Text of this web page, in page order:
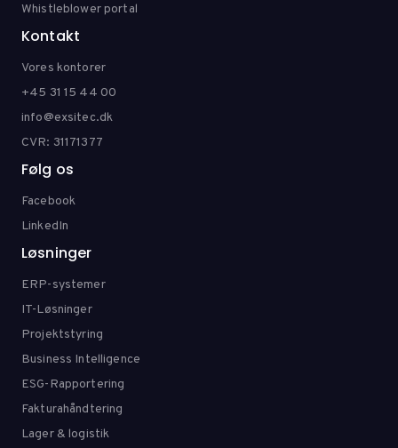
Whistleblower portal
Kontakt
Vores kontorer
+45 31 15 44 00
info@exsitec.dk
CVR: 31171377
Følg os
Facebook
LinkedIn
Løsninger
ERP-systemer
IT-Løsninger
Projektstyring
Business Intelligence
ESG-Rapportering
Fakturahåndtering
Lager & logistik